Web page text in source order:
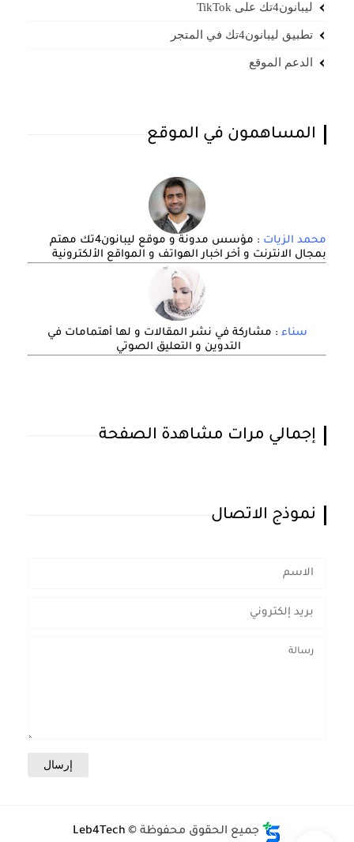
ليبانون4تك على TikTok
تطبيق ليبانون4تك في المتجر
الدعم الموقع
المساهمون في الموقع
محمد الزيات
: مؤسس مدونة و موقع ليبانون4تك مهتم
بمجال الانترنت و أخر اخبار الهواتف و المواقع الألكترونية
سناء : مشاركة في نشر المقالات و لها أهتمامات في
التدوين و التعليق الصوتي
إجمالي مرات مشاهدة الصفحة
نموذج الاتصال
جميع الحقوق محفوظة © Leb4Tech